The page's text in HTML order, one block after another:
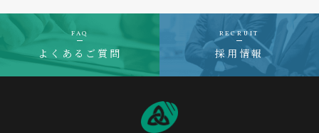
FAQ
よくあるご質問
RECRUIT
採用情報